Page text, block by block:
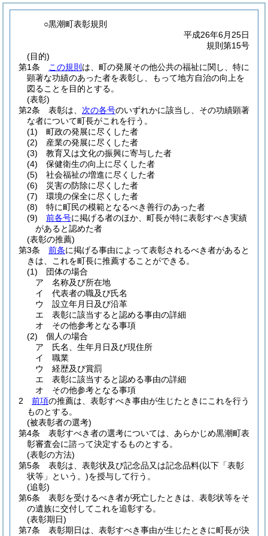
○黒潮町表彰規則
平成26年6月25日
規則第15号
(目的)
第1条
この規則 は、町の発展その他公共の福祉に関し、特に
顕著な功績のあった者を表彰し、もって地方自治の向上を
図ることを目的とする。
(表彰)
第2条
表彰は、 次の各号のいずれかに該当し、その功績顕著
な者について町長がこれを行う。
(1)
町政の発展に尽くした者
(2)
産業の発展に尽くした者
(3)
教育又は文化の振興に寄与した者
(4)
保健衛生の向上に尽くした者
(5)
社会福祉の増進に尽くした者
(6)
災害の防除に尽くした者
(7)
環境の保全に尽くした者
(8)
特に町民の模範となるべき善行のあった者
(9)
前各号に掲げる者のほか、町長が特に表彰すべき実績
があると認めた者
(表彰の推薦)
第3条
前条に掲げる事由によって表彰されるべき者があると
きは、これを町長に推薦することができる。
(1)
団体の場合
ア
名称及び所在地
イ
代表者の職及び氏名
ウ
設立年月日及び沿革
エ
表彰に該当すると認める事由の詳細
オ
その他参考となる事項
(2)
個人の場合
ア
氏名、生年月日及び現住所
イ
職業
ウ
経歴及び賞罰
エ
表彰に該当すると認める事由の詳細
オ
その他参考となる事項
2
前項の推薦は、表彰すべき事由が生じたときにこれを行う
ものとする。
(被表彰者の選考)
第4条
表彰すべき者の選考については、あらかじめ黒潮町表
彰審査会に諮って決定するものとする。
(表彰の方法)
第5条
表彰は、表彰状及び記念品又は記念品料(以下「表彰
状等」という。)を授与して行う。
(追彰)
第6条
表彰を受けるべき者が死亡したときは、表彰状等をそ
の遺族に交付してこれを追彰する。
(表彰期日)
第7条
表彰期日は、表彰すべき事由が生じたときに町長が決